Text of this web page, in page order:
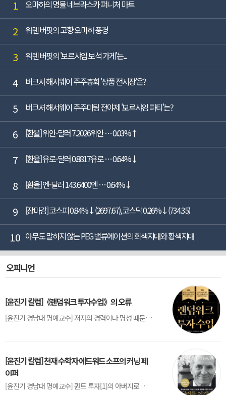
1 오마하의 명물 네브라스카 퍼니처 마트
2 워렌 버핏의 고향 오마하 풍경
3 워렌 버핏의 '보르샤임 보석 가게'는...
4 버크셔 해서웨이 주주총회 '상품 전시장'은?
5 버크셔 해서웨이 주주미팅 전야제 '보르샤임 파티'는?
6 [환율] 위안-달러 7.2026위안 … 0.03%↑
7 [환율] 유로-달러 0.8817유로 … 0.64%↓
8 [환율] 엔-달러 143.6400엔 … 0.64%↓
9 [장마감] 코스피 0.84%↓(2697.67), 코스닥 0.26%↓(734.35)
10 아무도 말하지 않는 PEG 밸류에이션의 회색지대와 황색지대
오피니언
[윤진기 칼럼]《랜덤워크 투자수업》의 오류
[윤진기 경남대 명예교수] 저자의 경력이나 명성 때문인지 2020년에 번역 출판된 《랜덤워크 투자수업》(A Random Walk Down Wall Street) 12판은 표지부터가 거창하다. ‘45년간 12번 개정하며 철저히 검증한 투자서’, ‘전문가 부럽지 않은 투자 감각을 길러주는 위대한 투자지침서’ 라는 은빛 광고문구로 독자를 유혹한다.[1] 출판 50주...
[윤진기 칼럼] 천재 수학자 에드워드 소프의 커닝 페
이퍼
[윤진기 경남대 명예교수] 퀀트 투자[1]의 아버지로 불리는 에드워드 소프(Edward O. Thorp)는 수학계에서 천재로 알려진 인물이다. 그는 수학자이지만, 투자 업계에도 여러 가지 흥미로운 일화를 남겼다.수학을 이용하여 카지노를 이길 수 있는지가 궁금했던 그는 동료 교수가 소개해 준 블랙잭(Blackjack) 전략의 핵심을 손바닥 크기의 종이에 요...